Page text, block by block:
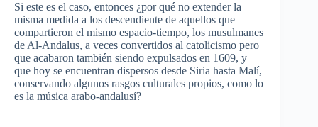
Si este es el caso, entonces ¿por qué no extender la
misma medida a los descendiente de aquellos que
compartieron el mismo espacio-tiempo, los musulmanes
de Al-Andalus, a veces convertidos al catolicismo pero
que acabaron también siendo expulsados en 1609, y
que hoy se encuentran dispersos desde Siria hasta Malí,
conservando algunos rasgos culturales propios, como lo
es la música arabo-andalusí?